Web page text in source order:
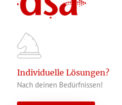
Individuelle Lösungen?
Nach deinen Bedürfnissen!